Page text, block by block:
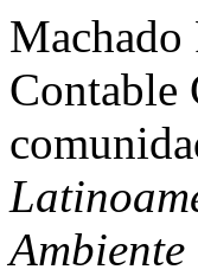
Contable
Ambiente